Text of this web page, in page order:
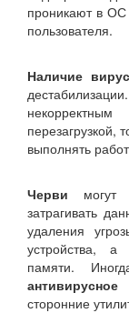
проникают в ОС
пользователя.
Наличие
выполнять
Черви могут
затрагивать
удаления
устройства, а
памяти.
сторонние